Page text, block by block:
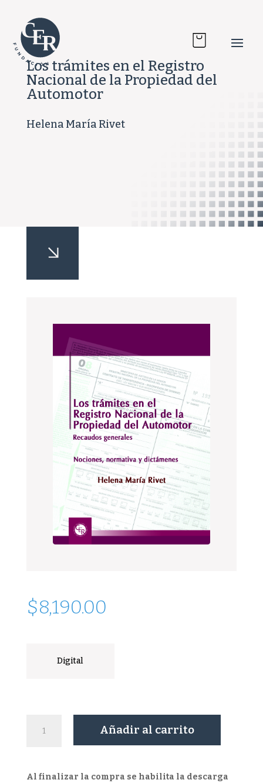
Los trámites en el Registro
Nacional de la Propiedad del
Automotor
Helena María Rivet
$8,190.00
Digital
trámites
Registro
Añadir al carrito
Al finalizar la compra se habilita la descarga